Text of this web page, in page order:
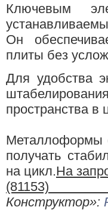
Ключевым
Он
плиты без
Для удобства
пространства в
Металлоформы
получать
на цикл.На
(81153)
Конструктор»: